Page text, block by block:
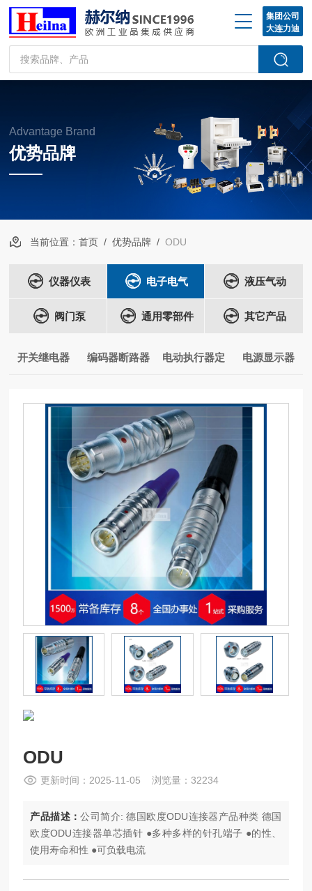
集团公司
大连力迪
Advantage Brand
优势品牌
当前位置：首页 /优势品牌 /ODU
仪器仪表 电子电气 液压气动
阀门泵 通用零部件 其它产品
开关继电器 编码器断路器 电动执行器定 电源显示器
ODU
更新时间：2025-11-05 浏览量：32234
产品描述：公司简介: 德国欧度ODU连接器产品种类 德国
欧度ODU连接器单芯插针 ●多种多样的针孔端子 ●的性、
使用寿命和性 ●可负载电流